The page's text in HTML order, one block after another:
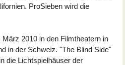
ProSieben wird die
2010 in den Filmtheatern in
in der Schweiz. "The Blind Side"
die Lichtspielhäuser der